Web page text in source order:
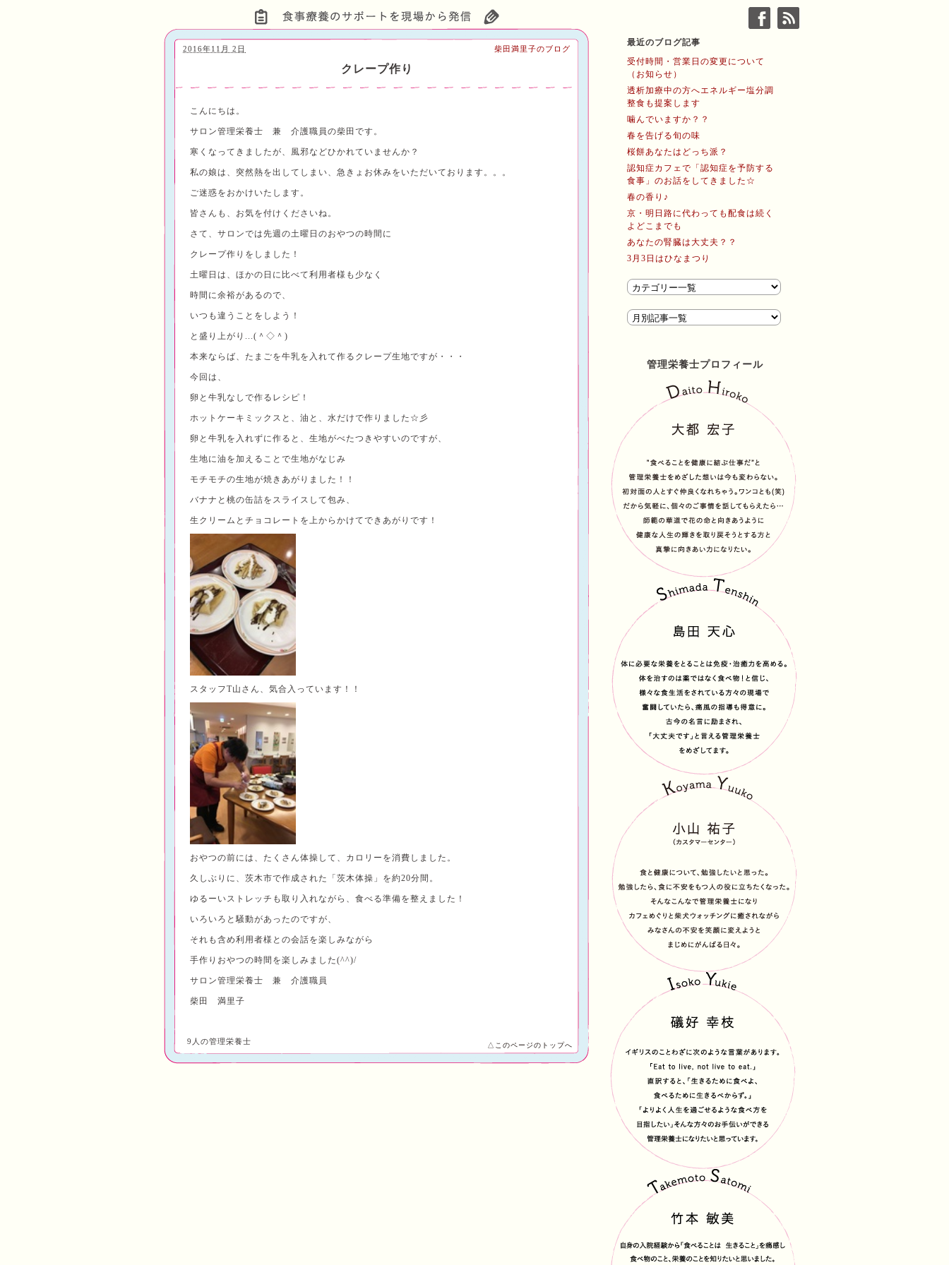
クレープ作り
2016年11月 2日 柴田満里子のブログ
こんにちは。
サロン管理栄養士 兼 介護職員の柴田です。
寒くなってきましたが、風邪などひかれていませんか？
私の娘は、突然熱を出してしまい、急きょお休みをいただいております。。。
ご迷惑をおかけいたします。
皆さんも、お気を付けくださいね。
さて、サロンでは先週の土曜日のおやつの時間に
クレープ作りをしました！
土曜日は、ほかの日に比べて利用者様も少なく
時間に余裕があるので、
いつも違うことをしよう！
と盛り上がり...(＾◇＾)
本来ならば、たまごを牛乳を入れて作るクレープ生地ですが・・・
今回は、
卵と牛乳なしで作るレシピ！
ホットケーキミックスと、油と、水だけで作りました☆彡
卵と牛乳を入れずに作ると、生地がべたつきやすいのですが、
生地に油を加えることで生地がなじみ
モチモチの生地が焼きあがりました！！
バナナと桃の缶詰をスライスして包み、
生クリームとチョコレートを上からかけてできあがりです！
スタッフT山さん、気合入っています！！
おやつの前には、たくさん体操して、カロリーを消費しました。
久しぶりに、茨木市で作成された「茨木体操」を約20分間。
ゆるーいストレッチも取り入れながら、食べる準備を整えました！
いろいろと騒動があったのですが、
それも含め利用者様との会話を楽しみながら
手作りおやつの時間を楽しみました(^^)/
サロン管理栄養士 兼 介護職員
柴田 満里子
9人の管理栄養士 △このページのトップへ
最近のブログ記事
受付時間・営業日の変更について
（お知らせ）
透析加療中の方へエネルギー塩分調
整食も提案します
噛んでいますか？？
春を告げる旬の味
桜餅あなたはどっち派？
認知症カフェで「認知症を予防する
食事」のお話をしてきました☆
春の香り♪
京・明日路に代わっても配食は続く
よどこまでも
あなたの腎臓は大丈夫？？
3月3日はひなまつり
管理栄養士プロフィール